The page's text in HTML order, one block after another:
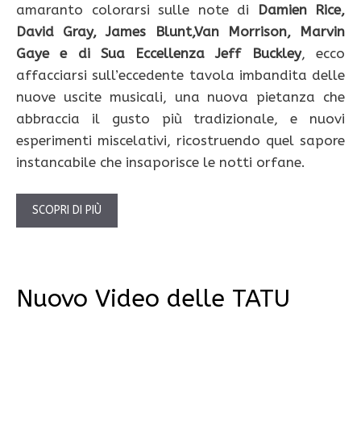
amaranto colorarsi sulle note di
Damien Rice,
David Gray, James Blunt,Van Morrison, Marvin
Gaye e di Sua Eccellenza Jeff Buckley, ecco
affacciarsi sull’eccedente tavola imbandita delle
nuove uscite musicali, una nuova pietanza che
abbraccia il gusto più tradizionale, e nuovi
esperimenti miscelativi, ricostruendo quel sapore
instancabile che insaporisce le notti orfane.
SCOPRI DI PIÙ
Nuovo Video delle TATU